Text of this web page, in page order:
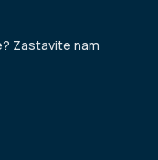
Zastavite nam